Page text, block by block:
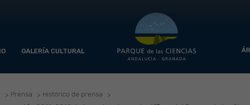
GALERÍA CULTURAL
Prensa
Histórico de prensa